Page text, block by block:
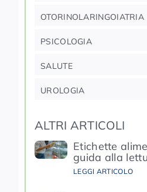
OTORINOLARINGOIATRIA
PSICOLOGIA
SALUTE
UROLOGIA
ALTRI ARTICOLI
Etichette
guida alla
LEGGI ARTICOLO